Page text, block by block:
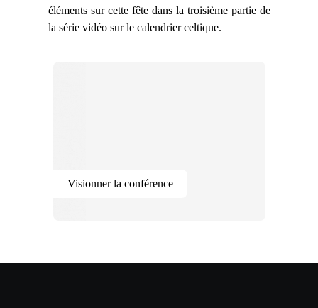
éléments sur cette fête dans la troisième partie de
la série vidéo sur le calendrier celtique.
Visionner la conférence